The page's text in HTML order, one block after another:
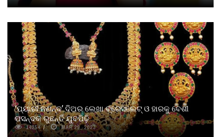
‘ପ୍ୟାରୀ ନଣନ୍ଦ’ ଦିଅର ଲେଖା ବ୍ରେସଲେଟ୍‌ ଓ ହାରକୁ ବେଶୀ
ପସନ୍ଦକ ରୁଛନ୍ତି ଯୁବପିଢ଼ି
14254 MAR 29, 2023